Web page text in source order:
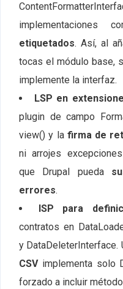
implementaciones
etiquetados. Así, al
tocas el módulo base,
implemente la interfaz.
LSP en
plugin de campo
view() y la firma de
ni arrojes
que Drupal pueda
errores.
ISP para
contratos en
y DataDeleterInterface.
CSVimplementa solo
forzado a incluir